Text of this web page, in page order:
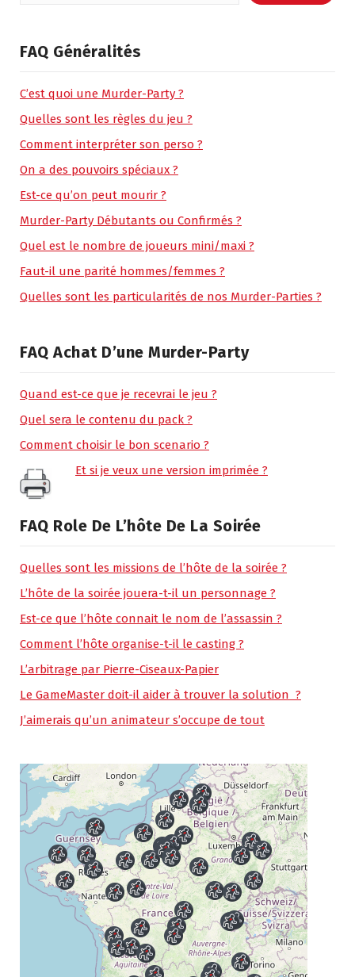
FAQ Généralités
C’est quoi une Murder-Party ?
Quelles sont les règles du jeu ?
Comment interpréter son perso ?
On a des pouvoirs spéciaux ?
Est-ce qu’on peut mourir ?
Murder-Party Débutants ou Confirmés ?
Quel est le nombre de joueurs mini/maxi ?
Faut-il une parité hommes/femmes ?
Quelles sont les particularités de nos Murder-Parties ?
FAQ Achat D’une Murder-Party
Quand est-ce que je recevrai le jeu ?
Quel sera le contenu du pack ?
Comment choisir le bon scenario ?
Et si je veux une version imprimée ?
FAQ Role De L’hôte De La Soirée
Quelles sont les missions de l’hôte de la soirée ?
L’hôte de la soirée jouera-t-il un personnage ?
Est-ce que l’hôte connait le nom de l’assassin ?
Comment l’hôte organise-t-il le casting ?
L’arbitrage par Pierre-Ciseaux-Papier
Le GameMaster doit-il aider à trouver la solution ?
J’aimerais qu’un animateur s’occupe de tout